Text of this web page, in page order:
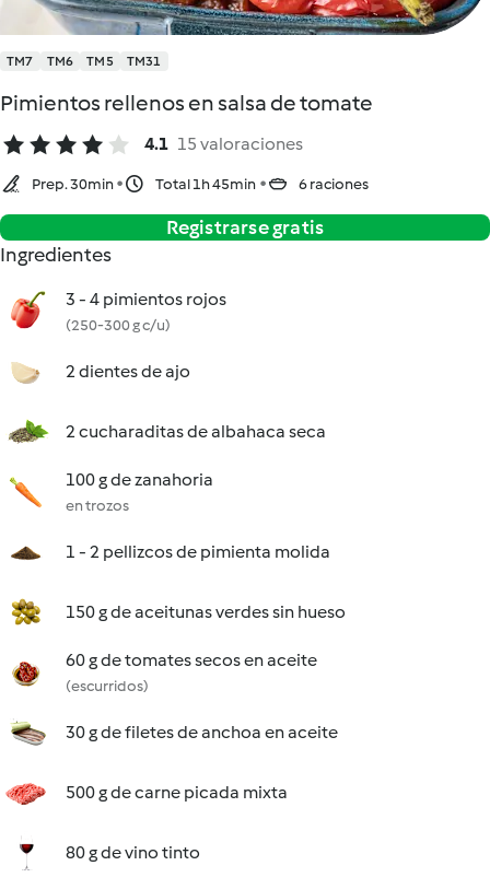
TM7 TM6 TM5 TM31
Pimientos rellenos en salsa de tomate
4.1 15 valoraciones
Prep. 30min Total 1h 45min 6 raciones
Registrarse gratis
Ingredientes
3 - 4 pimientos rojos
(250-300 g c/u)
2 dientes de ajo
2 cucharaditas de albahaca seca
100 g de zanahoria
en trozos
1 - 2 pellizcos de pimienta molida
150 g de aceitunas verdes sin hueso
60 g de tomates secos en aceite
(escurridos)
30 g de filetes de anchoa en aceite
500 g de carne picada mixta
80 g de vino tinto